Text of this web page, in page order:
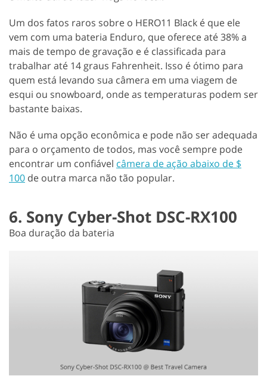
Um dos fatos raros sobre o HERO11 Black é que ele
vem com uma bateria Enduro, que oferece até 38% a
mais de tempo de gravação e é classificada para
trabalhar até 14 graus Fahrenheit. Isso é ótimo para
quem está levando sua câmera em uma viagem de
esqui ou snowboard, onde as temperaturas podem ser
bastante baixas.
Não é uma opção econômica e pode não ser adequada
para o orçamento de todos, mas você sempre pode
encontrar um confiável câmera de ação abaixo de $
100 de outra marca não tão popular.
6. Sony Cyber-Shot DSC-RX100
Boa duração da bateria